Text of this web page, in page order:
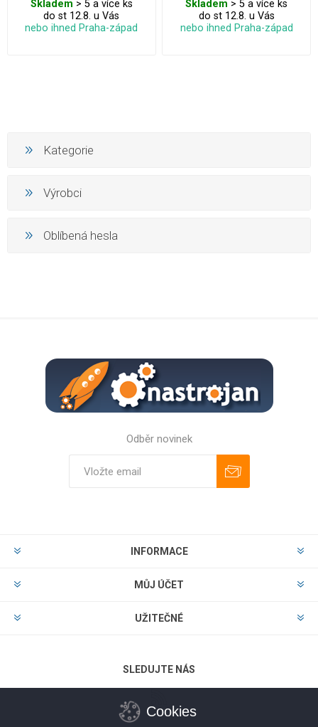
Skladem > 5 a více ks
do st 12.8. u Vás
nebo ihned Praha-západ
Skladem > 5 a více ks
do st 12.8. u Vás
nebo ihned Praha-západ
Kategorie
Výrobci
Oblíbená hesla
Odběr novinek
INFORMACE
MŮJ ÚČET
UŽITEČNÉ
SLEDUJTE NÁS
Cookies